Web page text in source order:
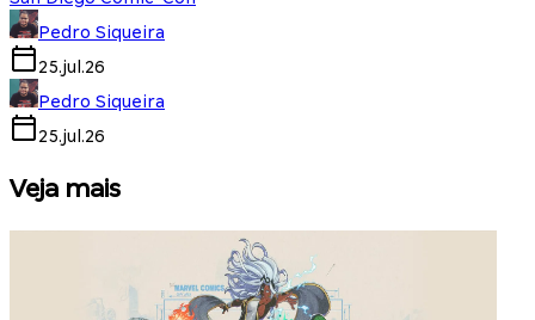
Pedro Siqueira
25.jul.26
Pedro Siqueira
25.jul.26
Veja mais